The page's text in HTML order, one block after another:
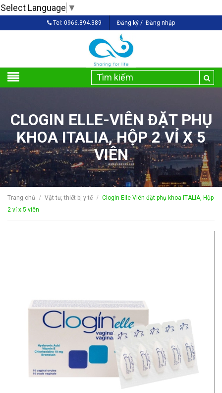
Select Language ▼
Tel: 0966.894.389 Đăng ký / Đăng nhập
CLOGIN ELLE-VIÊN ĐẶT PHỤ
KHOA ITALIA, HỘP 2 VỈ X 5
VIÊN
Trang chủ / Vật tư, thiết bị y tế /
Clogin Elle-Viên đặt phụ khoa ITALIA, Hộp
2 vỉ x 5 viên